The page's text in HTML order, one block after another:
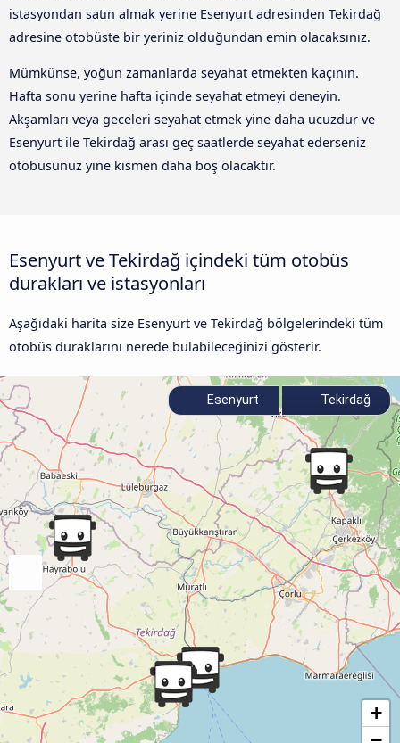
istasyondan satın almak yerine Esenyurt adresinden Tekirdağ
adresine otobüste bir yeriniz olduğundan emin olacaksınız.
Mümkünse, yoğun zamanlarda seyahat etmekten kaçının.
Hafta sonu yerine hafta içinde seyahat etmeyi deneyin.
Akşamları veya geceleri seyahat etmek yine daha ucuzdur ve
Esenyurt ile Tekirdağ arası geç saatlerde seyahat ederseniz
otobüsünüz yine kısmen daha boş olacaktır.
Esenyurt ve Tekirdağ içindeki tüm otobüs
durakları ve istasyonları
Aşağıdaki harita size Esenyurt ve Tekirdağ bölgelerindeki tüm
otobüs duraklarını nerede bulabileceğinizi gösterir.
+
Esenyurt Tekirdağ